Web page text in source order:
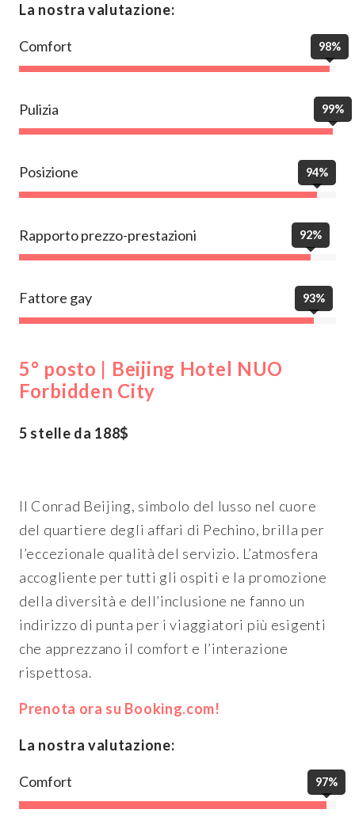
La nostra valutazione:
Comfort 98%
Pulizia 99%
Posizione 94%
Rapporto prezzo-prestazioni 92%
Fattore gay 93%
5° posto | Beijing Hotel NUO
Forbidden City
5 stelle da 188$
Il Conrad Beijing, simbolo del lusso nel cuore
del quartiere degli affari di Pechino, brilla per
l’eccezionale qualità del servizio. L’atmosfera
accogliente per tutti gli ospiti e la promozione
della diversità e dell’inclusione ne fanno un
indirizzo di punta per i viaggiatori più esigenti
che apprezzano il comfort e l’interazione
rispettosa.
Prenota ora su Booking.com!
La nostra valutazione:
Comfort 97%